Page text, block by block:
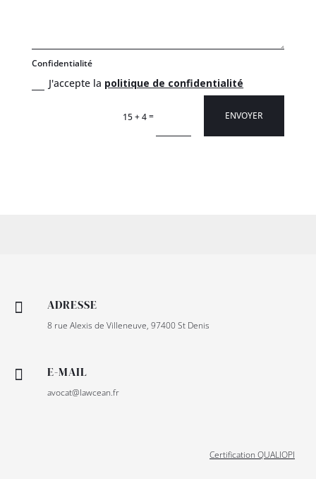
Confidentialité
J'accepte la politique de confidentialité
15 + 4= ENVOYER
 ADRESSE
8 rue Alexis de Villeneuve, 97400 St Denis
 E-MAIL
avocat@lawcean.fr
Certification QUALIOPI